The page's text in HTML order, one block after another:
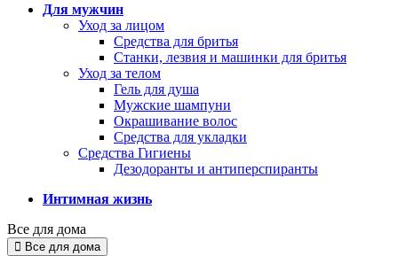
Для мужчин
Уход за лицом
Средства для бритья
Станки, лезвия и машинки для бритья
Уход за телом
Гель для душа
Мужские шампуни
Окрашивание волос
Средства для укладки
Средства Гигиены
Дезодоранты и антиперспиранты
Интимная жизнь
Все для дома
Все для дома